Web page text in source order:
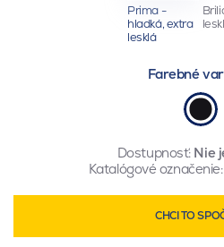
Prima -
hladká, extra
lesklá
Farebné
Dostupnosť: Nie
Katalógové označenie:
CHCI TO